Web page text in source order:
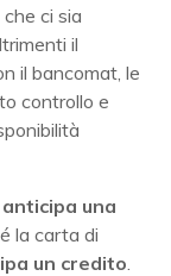
ci sia
il
il bancomat, le
controllo e
una
la carta di
un credito